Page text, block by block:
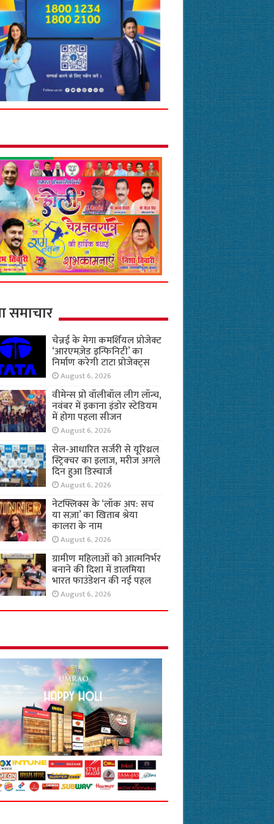
समाचार
चेन्नई के मेगा कमर्शियल प्रोजेक्ट
‘आरएमज़ेड इन्फिनिटी’ का
निर्माण करेगी टाटा प्रोजेक्ट्स
August 6, 2026
वीमेन्स प्रो वॉलीबॉल लीग लॉन्च,
नवंबर में इकाना इंडोर स्टेडियम
में होगा पहला सीजन
August 6, 2026
सेल-आधारित सर्जरी से यूरिथ्रल
स्ट्रिक्चर का इलाज, मरीज अगले
दिन हुआ डिस्चार्ज
August 6, 2026
नेटफ्लिक्स के ‘लॉक अप: सच
या सज़ा’ का खिताब श्रेया
कालरा के नाम
August 6, 2026
ग्रामीण महिलाओं को आत्मनिर्भर
बनाने की दिशा में डालमिया
भारत फाउंडेशन की नई पहल
August 6, 2026